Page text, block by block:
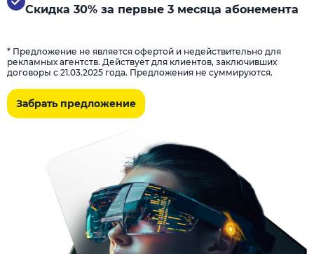
Скидка 30% за первые 3 месяца абонемента
* Предложение не является офертой и недействительно для
рекламных агентств. Действует для клиентов, заключивших
договоры с 21.03.2025 года. Предложения не суммируются.
Забрать предложение